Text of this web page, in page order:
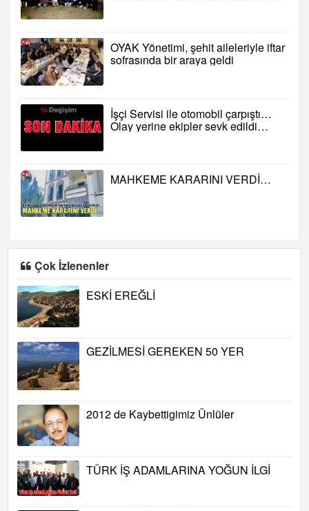
OYAK Yönetimi, şehit aileleriyle iftar
sofrasında bir araya geldi
İşçi Servisi ile otomobil çarpıştı…
Olay yerine ekipler sevk edildi…
MAHKEME KARARINI VERDİ…
Çok İzlenenler
ESKİ EREĞLİ
GEZİLMESİ GEREKEN 50 YER
2012 de Kaybettigimiz Ünlüler
TÜRK İŞ ADAMLARINA YOĞUN İLGİ